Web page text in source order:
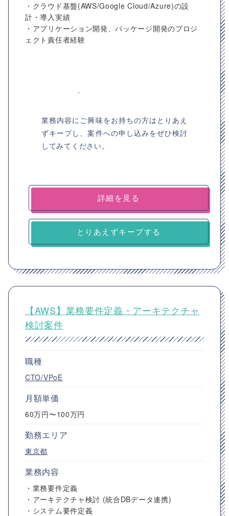
・クラウド基盤(AWS/Google Cloud/Azure)の設
計・導入実績
・アプリケーション開発、パッケージ開発のプロジ
ェクト責任者経験
業務内容にご興味をお持ちの方はとりあえ
ずキープし、案件への申し込みをぜひ検討
してみてください。
詳細を見る
とりあえずキープする
【AWS】業務要件定義・アーキテクチャ
検討案件
職種
CTO/VPoE
月額単価
60万円〜100万円
勤務エリア
東京都
業務内容
・業務要件定義
・アーキテクチャ検討 (統合DBデータ連携)
・システム要件定義